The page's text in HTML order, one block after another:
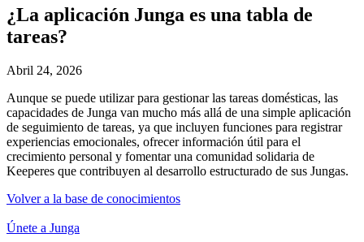
¿La aplicación Junga es una tabla de
tareas?
Abril 24, 2026
Aunque se puede utilizar para gestionar las tareas domésticas, las
capacidades de Junga van mucho más allá de una simple aplicación
de seguimiento de tareas, ya que incluyen funciones para registrar
experiencias emocionales, ofrecer información útil para el
crecimiento personal y fomentar una comunidad solidaria de
Keeperes que contribuyen al desarrollo estructurado de sus Jungas.
Volver a la base de conocimientos
Únete a Junga